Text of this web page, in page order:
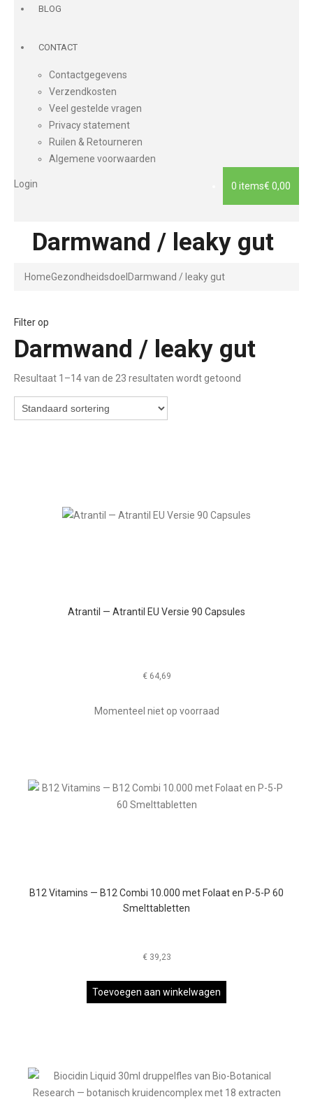
BLOG
CONTACT
Contactgegevens
Verzendkosten
Veel gestelde vragen
Privacy statement
Ruilen & Retourneren
Algemene voorwaarden
0 items€ 0,00
Login
Darmwand / leaky gut
HomeGezondheidsdoel Darmwand / leaky gut
Filter op
Darmwand / leaky gut
Resultaat 1–14 van de 23 resultaten wordt getoond
Atrantil — Atrantil EU Versie 90 Capsules
€64,69
Momenteel niet op voorraad
B12 Vitamins — B12 Combi 10.000 met Folaat en P-5-P 60
Smelttabletten
€39,23
Toevoegen aan winkelwagen